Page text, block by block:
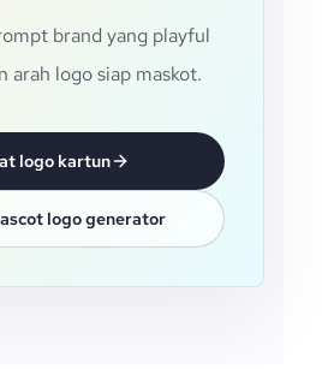
brand yang playful
arah logo siap maskot.
logo kartun
logo generator